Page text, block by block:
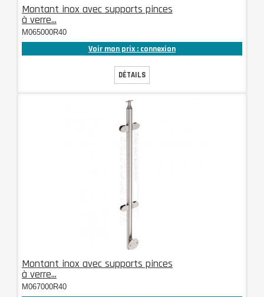
Montant inox avec supports pinces
à verre...
M065000R40
Voir mon prix : connexion
DÉTAILS
Montant inox avec supports pinces
à verre...
M067000R40